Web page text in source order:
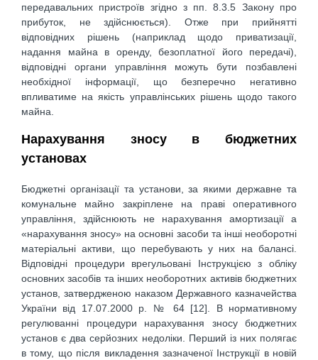
передавальних пристроїв згідно з пп. 8.3.5 Закону про
прибуток, не здійснюється). Отже при прийнятті
відповідних рішень (наприклад щодо приватизації,
надання майна в оренду, безоплатної його передачі),
відповідні органи управління можуть бути позбавлені
необхідної інформації, що безперечно негативно
впливатиме на якість управлінських рішень щодо такого
майна.
Нарахування зносу в бюджетних
установах
Бюджетні організації та установи, за якими державне та
комунальне майно закріплене на праві оперативного
управління, здійснюють не нарахування амортизації а
«нарахування зносу» на основні засоби та інші необоротні
матеріальні активи, що перебувають у них на балансі.
Відповідні процедури врегульовані Інструкцією з обліку
основних засобів та інших необоротних активів бюджетних
установ, затвердженою наказом Державного казначейства
України від 17.07.2000 р. № 64 [12]. В нормативному
регулюванні процедури нарахування зносу бюджетних
установ є два серйозних недоліки. Перший із них полягає
в тому, що після викладення зазначеної Інструкції в новій